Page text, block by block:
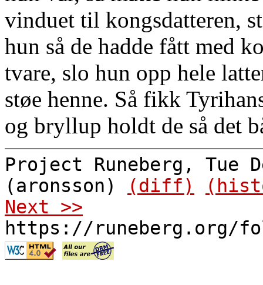
vinduet til kongsdatteren,
hun så de hadde fått med
tvare, slo hun opp hele
støe henne. Så fikk
og bryllup holdt de så det
Project Runeberg, Tue
(aronsson)
(diff)
Next >>
https://runeberg.org/